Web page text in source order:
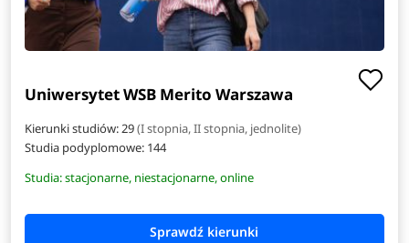
Uniwersytet WSB Merito Warszawa
Kierunki studiów: 29(I stopnia, II stopnia, jednolite)
Studia podyplomowe: 144
Studia: stacjonarne, niestacjonarne, online